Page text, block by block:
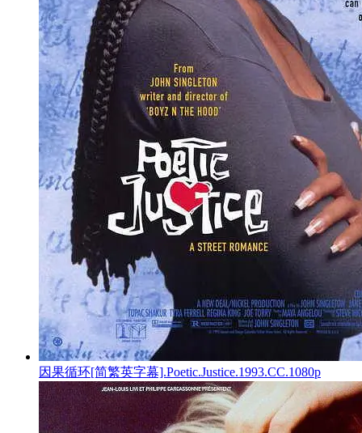
因果循环[简繁英字幕].Poetic.Justice.1993.CC.1080p